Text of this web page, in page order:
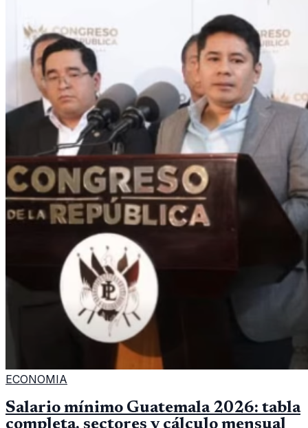
ECONOMIA
Salario mínimo Guatemala 2026: tabla
completa, sectores y cálculo mensual